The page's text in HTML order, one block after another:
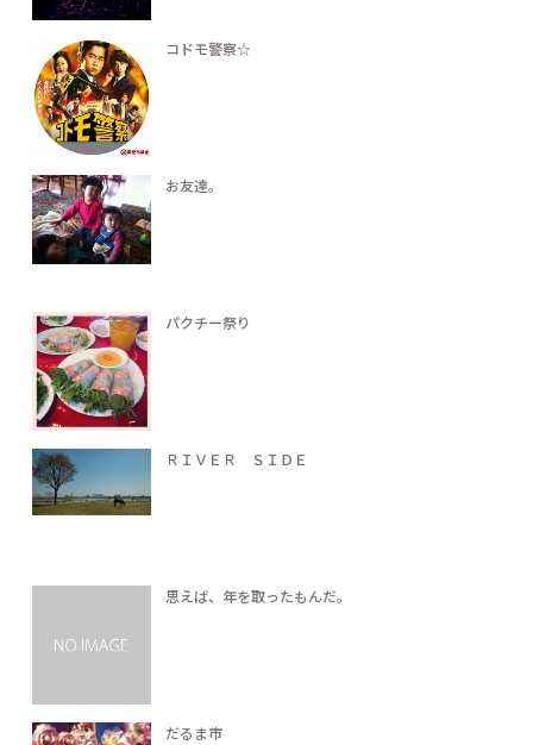
コドモ警察☆
お友達。
パクチー祭り
ＲＩＶＥＲ ＳＩＤＥ
思えば、年を取ったもんだ。
だるま市